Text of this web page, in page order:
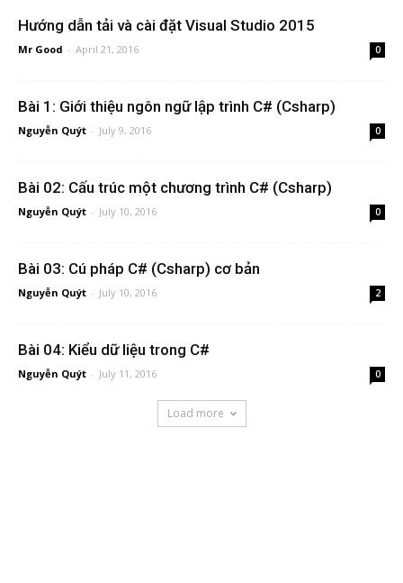
Hướng dẫn tải và cài đặt Visual Studio 2015
Mr Good - April 21, 2016 0
Bài 1: Giới thiệu ngôn ngữ lập trình C# (Csharp)
Nguyễn Quýt - July 9, 2016 0
Bài 02: Cấu trúc một chương trình C# (Csharp)
Nguyễn Quýt - July 10, 2016 0
Bài 03: Cú pháp C# (Csharp) cơ bản
Nguyễn Quýt - July 10, 2016 2
Bài 04: Kiểu dữ liệu trong C#
Nguyễn Quýt - July 11, 2016 0
Load more